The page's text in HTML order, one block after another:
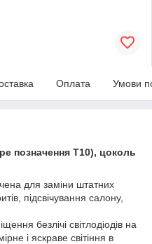
Оплата Умови
позначення T10), цоколь
для заміни штатних
підсвічування салону,
безлічі світлодіодів на
і яскраве світіння в